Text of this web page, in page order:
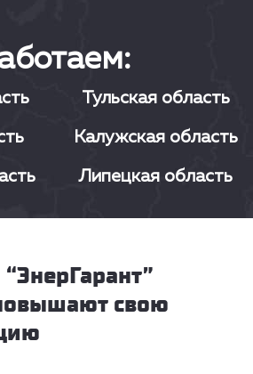
Тульская область
Калужская область
Липецкая область
свою